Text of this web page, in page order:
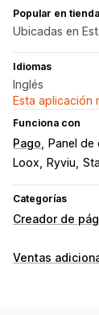
Popular en
Ubicadas en
Idiomas
Inglés
Esta aplicación
Funciona con
Pago Panel
Loox
Ryviu
Categorías
Creador de
Tipos de
Ventas